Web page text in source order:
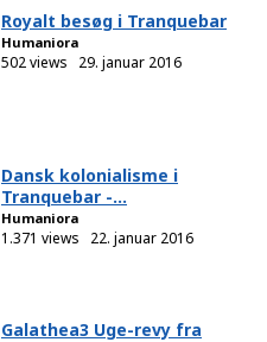
Royalt besøg i Tranquebar
Humaniora
502 views 29. januar 2016
Dansk kolonialisme i
Tranquebar -...
Humaniora
1.371 views 22. januar 2016
Galathea3 Uge-revy fra